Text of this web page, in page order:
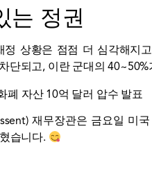
는 정권
정 상황은 점점 더 심각해지
단되고, 이란 군대의
폐 자산 10억 달러 압수 발표
재무장관은 금요일 미
습니다.